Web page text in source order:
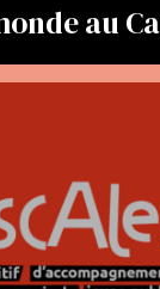
au